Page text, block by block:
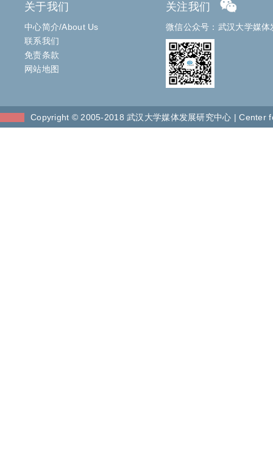
关于我们
中心简介/About Us
联系我们
免责条款
网站地图
关注我们
微信公众号：武汉大学媒体
Copyright © 2005-2018 武汉大学媒体发展研究中心 |